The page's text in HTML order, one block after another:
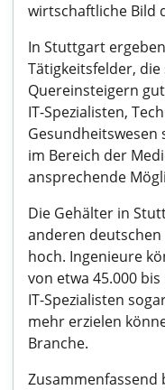
wirtschaftliche Bild
In Stuttgart
Tätigkeitsfelder,
Quereinsteigern
IT-Spezialisten,
Gesundheitswesen
im Bereich der
ansprechende
Die Gehälter in
anderen
hoch. Ingenieure
von etwa 45.000
IT-Spezialisten
mehr erzielen
Branche.